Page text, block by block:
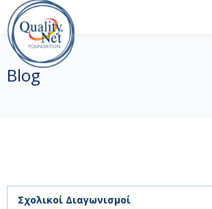
Blog
Σχολικοί Διαγωνισμοί